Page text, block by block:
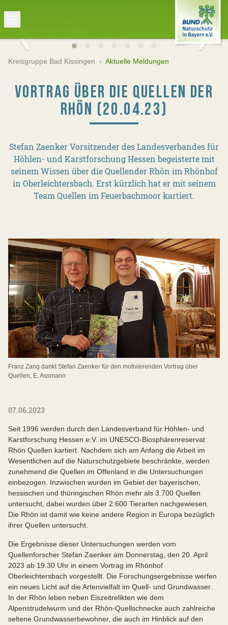
Kreisgruppe Bad Kissingen › Aktuelle Meldungen
VORTRAG ÜBER DIE QUELLEN DER
RHÖN (20.04.23)
Stefan Zaenker Vorsitzender des Landesverbandes für
Höhlen- und Karstforschung Hessen begeisterte mit
seinem Wissen über die Quellender Rhön im Rhönhof
in Oberleichtersbach. Erst kürzlich hat er mit seinem
Team Quellen im Feuerbachmoor kartiert.
Franz Zang dankt Stefan Zaenker für den motivierenden Vortrag über
Quellen, E. Assmann
07.06.2023
Seit 1996 werden durch den Landesverband für Höhlen- und
Karstforschung Hessen e.V. im UNESCO-Biosphärenreservat
Rhön Quellen kartiert. Nachdem sich am Anfang die Arbeit im
Wesentlichen auf die Naturschutzgebiete beschränkte, werden
zunehmend die Quellen im Offenland in die Untersuchungen
einbezogen. Inzwischen wurden im Gebiet der bayerischen,
hessischen und thüringischen Rhön mehr als 3.700 Quellen
untersucht, dabei wurden über 2.600 Tierarten nachgewiesen.
Die Rhön ist damit wie keine andere Region in Europa bezüglich
ihrer Quellen untersucht.
Die Ergebnisse dieser Untersuchungen werden vom
Quellenforscher Stefan Zaenker am Donnerstag, den 20. April
2023 ab 19.30 Uhr in einem Vortrag im Rhönhof
Oberleichtersbach vorgestellt. Die Forschungsergebnisse werfen
ein neues Licht auf die Artenvielfalt im Quell- und Grundwasser.
In der Rhön leben neben Eiszeitrelikten wie dem
Alpenstrudelwurm und der Rhön-Quellschnecke auch zahlreiche
seltene Grundwasserbewohner, die auch im Hinblick auf den